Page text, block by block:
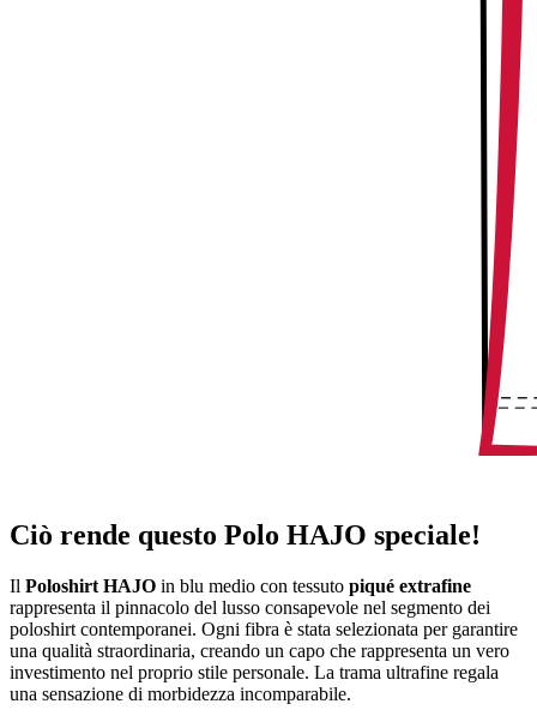
Ciò rende questo Polo HAJO speciale!
Il Poloshirt HAJO in blu medio con tessuto piqué extrafine
rappresenta il pinnacolo del lusso consapevole nel segmento dei
poloshirt contemporanei. Ogni fibra è stata selezionata per garantire
una qualità straordinaria, creando un capo che rappresenta un vero
investimento nel proprio stile personale. La trama ultrafine regala
una sensazione di morbidezza incomparabile.